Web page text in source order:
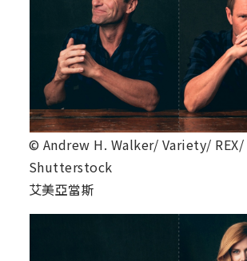
© Andrew H. Walker/ Variety/ REX/
Shutterstock
艾美亞當斯